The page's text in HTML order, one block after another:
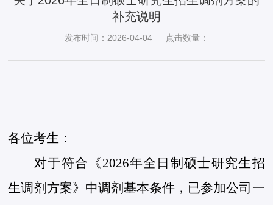
补充说明
发布时间：2026-04-04 点击数量：
各位考生：
对于符合《2026年全日制硕士研究生招
生调剂方案》中调剂基本条件，已参加公司一